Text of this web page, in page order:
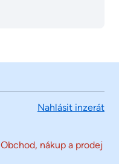
Nahlásit inzerát
Obchod, nákup a prodej